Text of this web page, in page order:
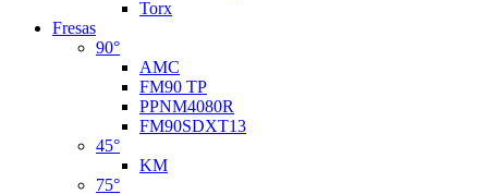
Torx
Fresas
90°
AMC
FM90 TP
PPNM4080R
FM90SDXT13
45°
KM
75°